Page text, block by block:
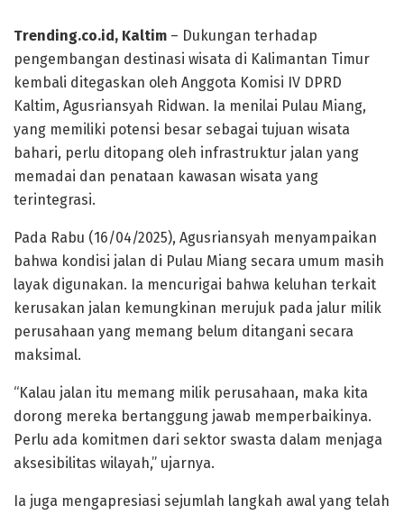
Trending.co.id, Kaltim – Dukungan terhadap
pengembangan destinasi wisata di Kalimantan Timur
kembali ditegaskan oleh Anggota Komisi IV DPRD
Kaltim, Agusriansyah Ridwan. Ia menilai Pulau Miang,
yang memiliki potensi besar sebagai tujuan wisata
bahari, perlu ditopang oleh infrastruktur jalan yang
memadai dan penataan kawasan wisata yang
terintegrasi.
Pada Rabu (16/04/2025), Agusriansyah menyampaikan
bahwa kondisi jalan di Pulau Miang secara umum masih
layak digunakan. Ia mencurigai bahwa keluhan terkait
kerusakan jalan kemungkinan merujuk pada jalur milik
perusahaan yang memang belum ditangani secara
maksimal.
“Kalau jalan itu memang milik perusahaan, maka kita
dorong mereka bertanggung jawab memperbaikinya.
Perlu ada komitmen dari sektor swasta dalam menjaga
aksesibilitas wilayah,” ujarnya.
Ia juga mengapresiasi sejumlah langkah awal yang telah